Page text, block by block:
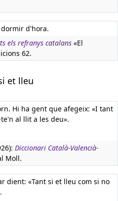
d'hora.
els refranys catalans «El
62.
et lleu
Hi ha gent que afegeix: «I tant
al llit a les deu».
Diccionari Català-Valencià-
Moll.
dient: «Tant si et lleu com si no